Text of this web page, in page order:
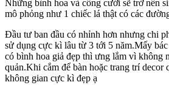
Những bình hoa và cổng cưới sẽ trở nên
mô phỏng như 1 chiếc lá thật có các
Đầu tư ban đầu có nhỉnh hơn nhưng chi
sử dụng cực kì lâu từ 3 tới 5 năm.Mấy
có bình hoa giả đẹp thì ưng lắm vì không
quản.Khi cắm để bàn hoặc trang trí decor
không gian cực kì đẹp ạ